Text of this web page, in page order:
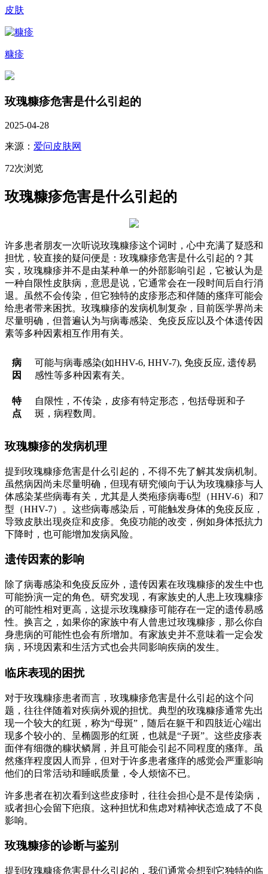
皮肤
糠疹
玫瑰糠疹危害是什么引起的
2025-04-28
来源： 爱问皮肤网
72次浏览
玫瑰糠疹危害是什么引起的
许多患者朋友一次听说玫瑰糠疹这个词时，心中充满了疑惑和
担忧，较直接的疑问便是：玫瑰糠疹危害是什么引起的？其
实，玫瑰糠疹并不是由某种单一的外部影响引起，它被认为是
一种自限性皮肤病，意思是说，它通常会在一段时间后自行消
退。虽然不会传染，但它独特的皮疹形态和伴随的瘙痒可能会
给患者带来困扰。玫瑰糠疹的发病机制复杂，目前医学界尚未
尽量明确，但普遍认为与病毒感染、免疫反应以及个体遗传因
素等多种因素相互作用有关。
病
因
可能与病毒感染(如HHV-6, HHV-7), 免疫反应, 遗传易
感性等多种因素有关。
特
点
自限性，不传染，皮疹有特定形态，包括母斑和子
斑，病程数周。
玫瑰糠疹的发病机理
提到玫瑰糠疹危害是什么引起的，不得不先了解其发病机制。
虽然病因尚未尽量明确，但现有研究倾向于认为玫瑰糠疹与人
体感染某些病毒有关，尤其是人类疱疹病毒6型（HHV-6）和7
型（HHV-7）。这些病毒感染后，可能触发身体的免疫反应，
导致皮肤出现炎症和皮疹。免疫功能的改变，例如身体抵抗力
下降时，也可能增加发病风险。
遗传因素的影响
除了病毒感染和免疫反应外，遗传因素在玫瑰糠疹的发生中也
可能扮演一定的角色。研究发现，有家族史的人患上玫瑰糠疹
的可能性相对更高，这提示玫瑰糠疹可能存在一定的遗传易感
性。换言之，如果你的家族中有人曾患过玫瑰糠疹，那么你自
身患病的可能性也会有所增加。有家族史并不意味着一定会发
病，环境因素和生活方式也会共同影响疾病的发生。
临床表现的困扰
对于玫瑰糠疹患者而言，玫瑰糠疹危害是什么引起的这个问
题，往往伴随着对疾病外观的担忧。典型的玫瑰糠疹通常先出
现一个较大的红斑，称为“母斑”，随后在躯干和四肢近心端出
现多个较小的、呈椭圆形的红斑，也就是“子斑”。这些皮疹表
面伴有细微的糠状鳞屑，并且可能会引起不同程度的瘙痒。虽
然瘙痒程度因人而异，但对于许多患者瘙痒的感觉会严重影响
他们的日常活动和睡眠质量，令人烦恼不已。
许多患者在初次看到这些皮疹时，往往会担心是不是传染病，
或者担心会留下疤痕。这种担忧和焦虑对精神状态造成了不良
影响。
玫瑰糠疹的诊断与鉴别
提到玫瑰糠疹危害是什么引起的，我们通常会想到它独特的临